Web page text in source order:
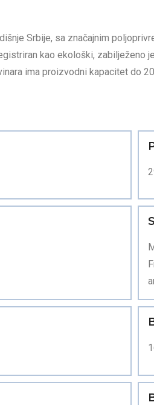
Srbije, sa značajnim
kao ekološki,
ima proizvodni kapacitet do